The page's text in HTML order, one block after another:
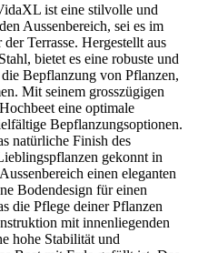
ist eine stilvolle und
Aussenbereich, sei es im
Terrasse. Hergestellt aus
bietet es eine robuste und
Bepflanzung von Pflanzen,
Mit seinem grosszügigen
eine optimale
Bepflanzungsoptionen.
natürliche Finish des
gekonnt in
einen eleganten
Bodendesign für einen
die Pflege deiner Pflanzen
mit innenliegenden
hohe Stabilität und